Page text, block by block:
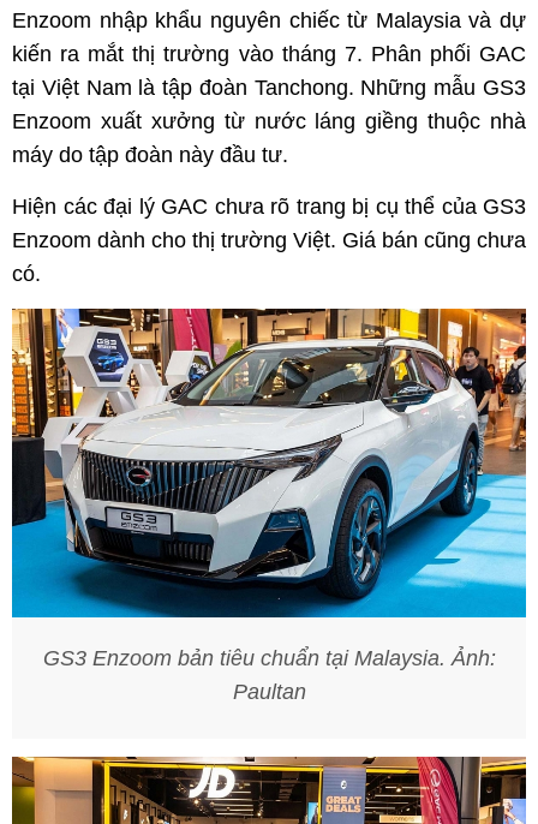
Enzoom nhập khẩu nguyên chiếc từ Malaysia và dự
kiến ra mắt thị trường vào tháng 7. Phân phối GAC
tại Việt Nam là tập đoàn Tanchong. Những mẫu GS3
Enzoom xuất xưởng từ nước láng giềng thuộc nhà
máy do tập đoàn này đầu tư.
Hiện các đại lý GAC chưa rõ trang bị cụ thể của GS3
Enzoom dành cho thị trường Việt. Giá bán cũng chưa
có.
GS3 Enzoom bản tiêu chuẩn tại Malaysia. Ảnh:
Paultan